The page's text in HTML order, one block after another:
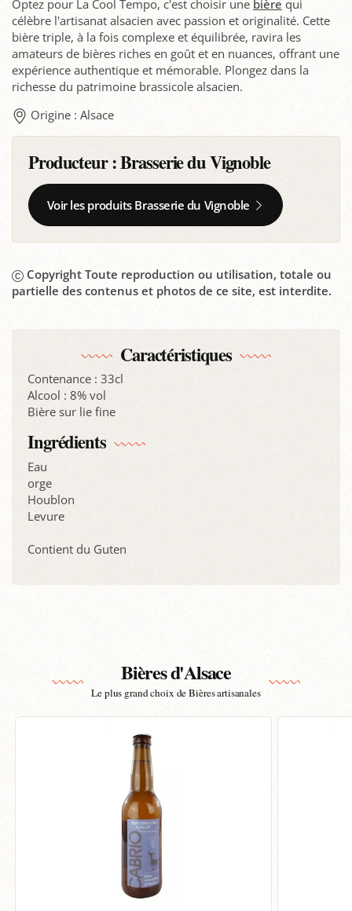
Optez pour La Cool Tempo, c'est choisir une bière qui
célèbre l'artisanat alsacien avec passion et originalité. Cette
bière triple, à la fois complexe et équilibrée, ravira les
amateurs de bières riches en goût et en nuances, offrant une
expérience authentique et mémorable. Plongez dans la
richesse du patrimoine brassicole alsacien.
Origine : Alsace
Producteur :Brasserie du Vignoble
Voir les produits Brasserie du Vignoble
Copyright Toute reproduction ou utilisation, totale ou
partielle des contenus et photos de ce site, est interdite.
Caractéristiques
Contenance : 33cl
Alcool : 8% vol
Bière sur lie fine
Ingrédients
Eau
orge
Houblon
Levure
Contient du Guten
Bières d'Alsace
Le plus grand choix de Bières artisanales